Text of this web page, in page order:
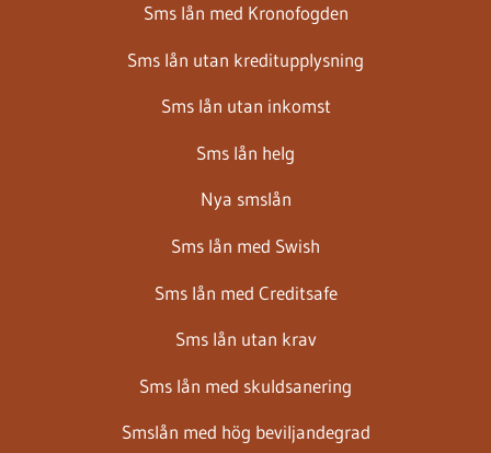
Sms lån med Kronofogden
Sms lån utan kreditupplysning
Sms lån utan inkomst
Sms lån helg
Nya smslån
Sms lån med Swish
Sms lån med Creditsafe
Sms lån utan krav
Sms lån med skuldsanering
Smslån med hög beviljandegrad